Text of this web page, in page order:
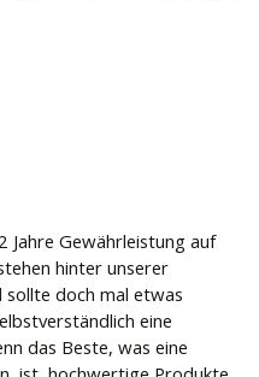
Jahre Gewährleistung auf
hinter unserer
sollte doch mal etwas
eine
das Beste, was eine